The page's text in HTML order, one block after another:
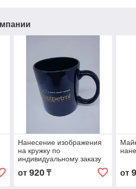
Нанесение изображения
на кружку по
индивидуальному заказу
от 920₸ от